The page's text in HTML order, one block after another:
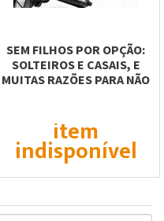
SEM FILHOS POR OPÇÃO:
SOLTEIROS E CASAIS, E
MUITAS RAZÕES PARA NÃO
item
indisponível